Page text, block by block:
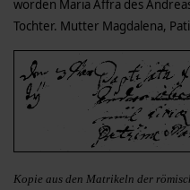
worden Maria Affra des
Tochter. Mutter Magdalena,
Kopie aus den Matrikeln der